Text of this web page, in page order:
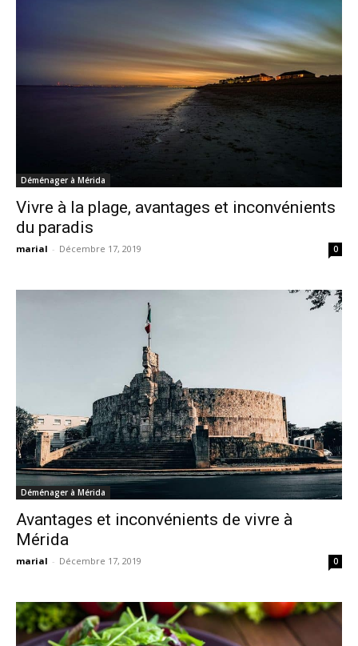
Déménager à Mérida
Vivre à la plage, avantages et inconvénients
du paradis
marial - Décembre 17, 2019 0
Déménager à Mérida
Avantages et inconvénients de vivre à
Mérida
marial - Décembre 17, 2019 0